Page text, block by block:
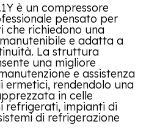
è un compressore
pensato per
che richiedono una
e adatta a
La struttura
una migliore
e assistenza
ermetici, rendendolo una
in celle
refrigerati, impianti di
di refrigerazione